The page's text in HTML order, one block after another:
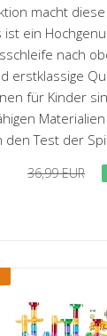
macht
ist ein
nach
erstklassige
für Kinder
Test der
36,99 EUR